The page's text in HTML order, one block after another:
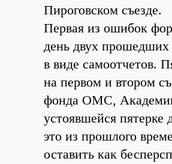
Пироговском съезде.
Первая из ошибок
день двух
в виде самоотчетов.
на первом и втором
фонда ОМС,
устоявшейся
это из прошлого
оставить как